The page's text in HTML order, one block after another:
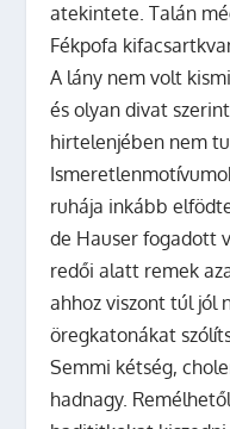
atekintete. Talán
Fékpofa
A lány nem volt
és olyan divat
hirtelenjében nem
ruhája inkább
de Hauser fogadott
redői alatt remek
ahhoz viszont túl jól
öregkatonákat
Semmi kétség,
hadnagy.